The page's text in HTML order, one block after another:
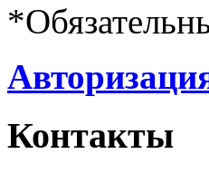
*
Контакты